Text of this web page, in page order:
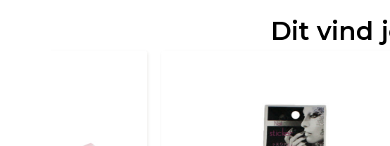
Dit vind